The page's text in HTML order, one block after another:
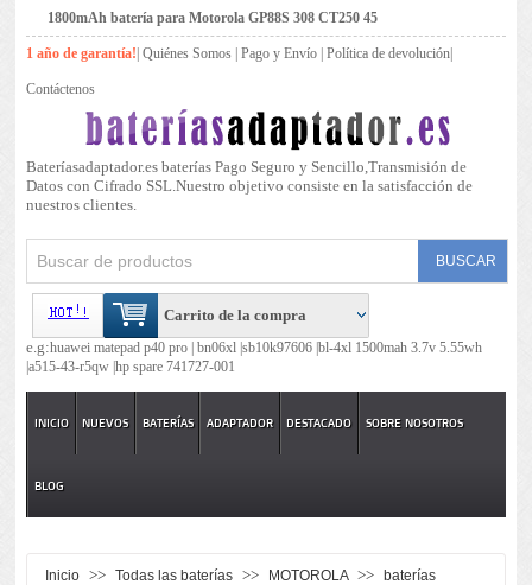
1800mAh batería para Motorola GP88S 308 CT250 45
1 año de garantía! |Quiénes Somos |Pago y Envío |Política de devolución
Contáctenos
Bateríasadaptador.es baterías Pago Seguro y Sencillo,Transmisión de
Datos con Cifrado SSL.Nuestro objetivo consiste en la satisfacción de
nuestros clientes.
Carrito de la compra
e.g:huawei matepad p40 pro |bn06xl |sb10k97606 |bl-4xl 1500mah 3.7v 5.55wh
|a515-43-r5qw |hp spare 741727-001
INICIO NUEVOS BATERÍAS ADAPTADOR DESTACADO SOBRE NOSOTROS
BLOG
Inicio >> Todas las baterías >> MOTOROLA >>
baterías